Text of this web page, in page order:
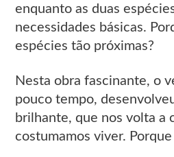
enquanto as duas
necessidades básicas.
espécies tão próximas?
Nesta obra fascinante, o
pouco tempo,
brilhante, que nos volta a
costumamos viver.